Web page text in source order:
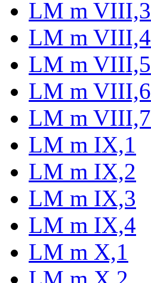
LM m VIII,3
LM m VIII,4
LM m VIII,5
LM m VIII,6
LM m VIII,7
LM m IX,1
LM m IX,2
LM m IX,3
LM m IX,4
LM m X,1